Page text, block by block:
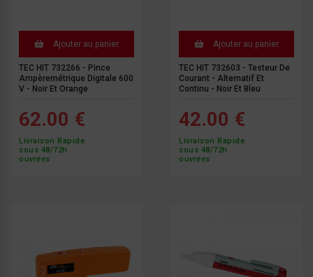
Ajouter au panier
TEC HIT 732266 - Pince
Ampèremétrique Digitale 600
V - Noir Et Orange
62.00 €
Livraison Rapide
sous 48/72h
ouvrées
Ajouter au panier
TEC HIT 732603 - Testeur De
Courant - Alternatif Et
Continu - Noir Et Bleu
42.00 €
Livraison Rapide
sous 48/72h
ouvrées